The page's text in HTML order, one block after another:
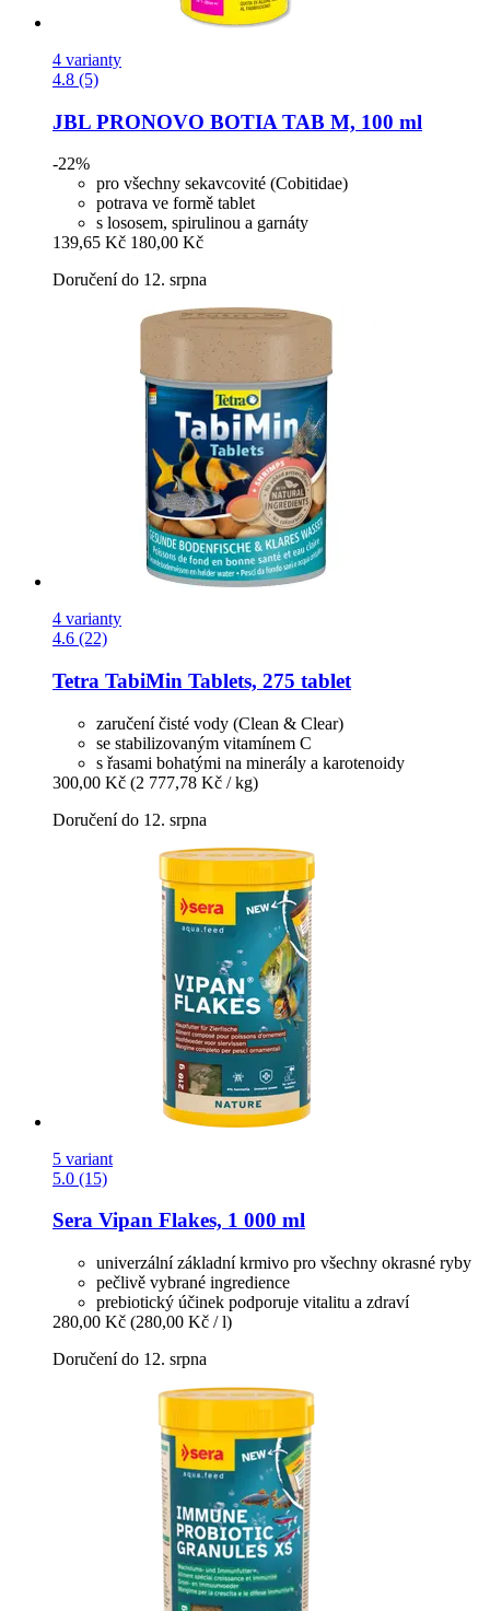
4 varianty
4.8 (5)
JBL PRONOVO BOTIA TAB M, 100 ml
-22%
pro všechny sekavcovité (Cobitidae)
potrava ve formě tablet
s lososem, spirulinou a garnáty
139,65 Kč 180,00 Kč
Doručení do 12. srpna
4 varianty
4.6 (22)
Tetra TabiMin Tablets, 275 tablet
zaručení čisté vody (Clean & Clear)
se stabilizovaným vitamínem C
s řasami bohatými na minerály a karotenoidy
300,00 Kč (2 777,78 Kč / kg)
Doručení do 12. srpna
5 variant
5.0 (15)
Sera Vipan Flakes, 1 000 ml
univerzální základní krmivo pro všechny okrasné ryby
pečlivě vybrané ingredience
prebiotický účinek podporuje vitalitu a zdraví
280,00 Kč (280,00 Kč / l)
Doručení do 12. srpna